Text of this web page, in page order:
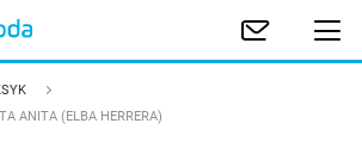
ANITA (ELBA HERRERA)